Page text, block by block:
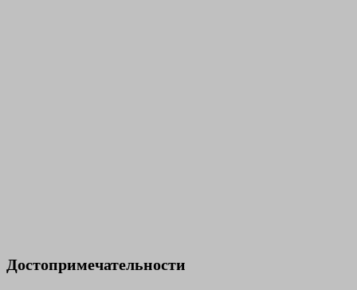
Достопримечательности